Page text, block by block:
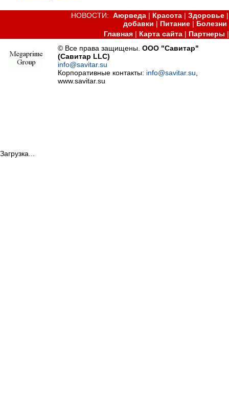
НОВОСТИ:Аюрведа | Красота |Здоровье
добавки | Питание| Болезни
Главная| Карта сайта| Партнеры
© Все права защищены.ООО "Савитар"
(Савитар LLC)
info@savitar.su
Корпоративные контакты: info@savitar.su
www.savitar.su
Загрузка...